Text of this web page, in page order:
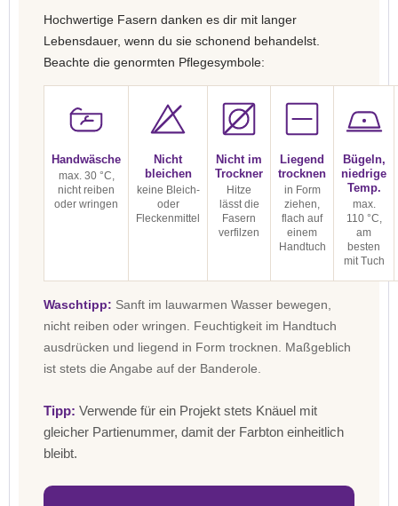
Hochwertige Fasern danken es dir mit langer
Lebensdauer, wenn du sie schonend behandelst.
Beachte die genormten Pflegesymbole:
Handwäsche
max. 30 °C,
nicht reiben
oder wringen
Nicht
bleichen
keine Bleich-
oder
Fleckenmittel
Nicht im
Trockner
Hitze
lässt die
Fasern
verfilzen
Liegend
trocknen
in Form
ziehen,
flach auf
einem
Handtuch
Bügeln,
niedrige
Temp.
max.
110 °C,
am
besten
mit Tuch
Waschtipp: Sanft im lauwarmen Wasser bewegen,
nicht reiben oder wringen. Feuchtigkeit im Handtuch
ausdrücken und liegend in Form trocknen. Maßgeblich
ist stets die Angabe auf der Banderole.
Tipp: Verwende für ein Projekt stets Knäuel mit
gleicher Partienummer, damit der Farbton einheitlich
bleibt.